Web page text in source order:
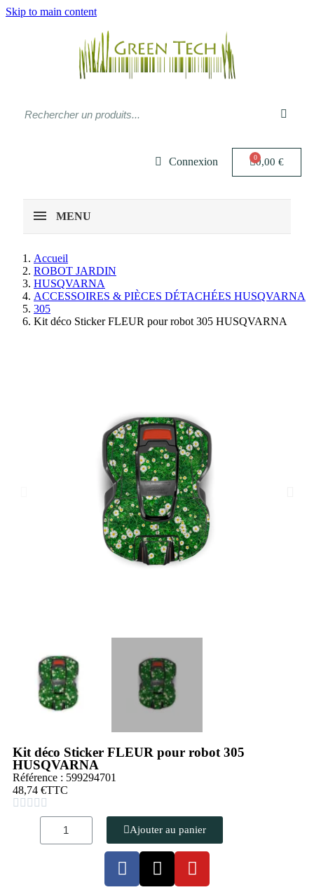
Skip to main content
Connexion 0,00 €
MENU
Accueil
ROBOT JARDIN
HUSQVARNA
ACCESSOIRES & PIÈCES DÉTACHÉES HUSQVARNA
305
Kit déco Sticker FLEUR pour robot 305 HUSQVARNA
Kit déco Sticker FLEUR pour robot 305
HUSQVARNA
Référence : 599294701
48,74 €TTC
    
Ajouter au panier